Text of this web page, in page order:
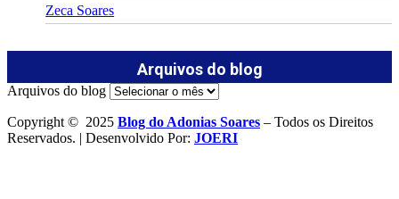
Zeca Soares
Arquivos do blog
Arquivos do blog
Copyright © 2025 Blog do Adonias Soares – Todos os Direitos
Reservados. | Desenvolvido Por: JOERI